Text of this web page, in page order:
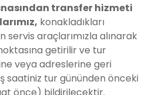
transfer hizmeti
konakladıkları
araçlarımızla alınarak
getirilir ve tur
veya adreslerine geri
saatiniz tur gününden önceki
önce) bildirilecektir.